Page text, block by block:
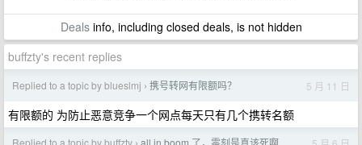
Dealsinfo, including closed deals, is not hidden
buffzty's recent replies
Replied to a topic by blueslmj › 携号转网有限额吗？ 5 月 11 日
有限额的 为防止恶意竞争一个网点每天只有几个携转名额
Replied to a topic by buffzty all in boom 了，零刻是真该死啊